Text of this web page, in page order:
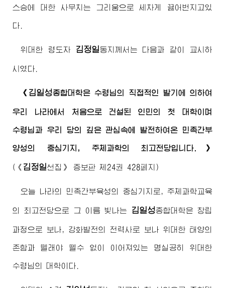
스승에 대한 사무치는 그리움으로 세차게 끓어번지고있
다.
위대한 령도자 김정일동지 께서는 다음과 같이 교시하
시였다.
《 김일성종합대학은수령님의 직접적인 발기에 의하여
우리 나라에서 처음으로 건설된 인민의 첫 대학이며
수령님 과 우리 당의 깊은 관심속에 발전하여온 민족간부
양성의 중심기지, 주체과학의 최고전당입니다.》
( 《 김정일선집》 증보판 제24권 428페지)
오늘 나라의 민족간부육성의 중심기지로, 주체과학교육
의 최고전당으로 그 이름 빛나는 김일성종합대학은 창립
과정으로 보나, 강화발전의 전력사로 보나 위대한 태양의
존함과 뗄래야 뗄수 없이 이어져있는 명실공히 위대한
수령님 의 대학이다.